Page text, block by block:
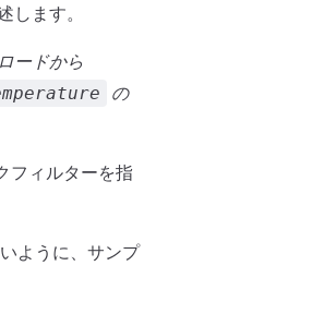
します。
ードから
の
フィルターを指
ように、サンプ